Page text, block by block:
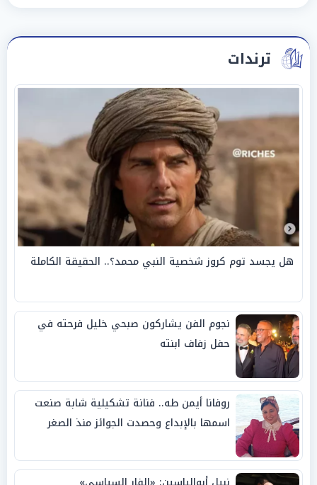
ترندات
هل يجسد توم كروز شخصية النبي محمد؟.. الحقيقة الكاملة
نجوم الفن يشاركون صبحي خليل فرحته في
حفل زفاف ابنته
روفانا أيمن طه.. فنانة تشكيلية شابة صنعت
اسمها بالإبداع وحصدت الجوائز منذ الصغر